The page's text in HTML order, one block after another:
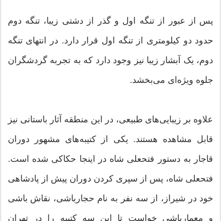
پس از عبور از تنگه اول و گذر از دشتی زیبا، تنگه دوم
حدود دو کیلومتری از تنگه اول قرار دارد. در انتهای تنگه
دوم، یک آبشار زیبا نیز وجود دارد که به تجربه گردشگران
جلوه ویژه‌ای می‌بخشد.
علاوه بر زیبایی‌های طبیعی، در این منطقه آثار باستانی نیز
قابل مشاهده هستند. یکی از کتیبه‌های مشهور دوران
قاجار به دستور فتحعلی شاه در اینجا حکاکی شده است.
فتحعلی شاه، پس از سپری کردن دوران پیش از پادشاهی
خود در شیراز، از سه نفر به نام حجارباشی، نقاش باشی
و معمارباشی خواست تا این سه کتیبه را در تهران